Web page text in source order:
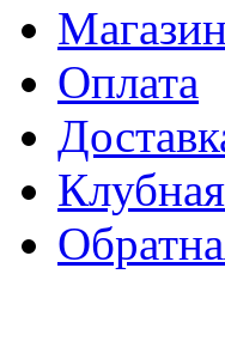
Магазин
Оплата